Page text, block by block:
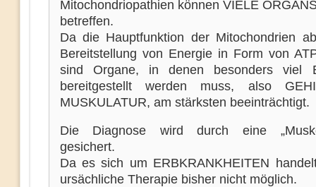
Mitochondriopathien können VIELE
betreffen.
Da die Hauptfunktion der Mitochondrien
Bereitstellung von Energie in Form von
sind Organe, in denen besonders viel
bereitgestellt werden muss, also
MUSKULATUR, am stärksten beeinträchtigt.
Die Diagnose wird durch eine
gesichert.
Da es sich um ERBKRANKHEITEN
ursächliche Therapie bisher nicht möglich.